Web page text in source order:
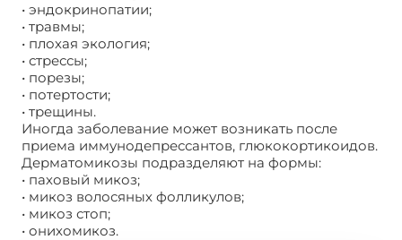
• эндокринопатии;
• травмы;
• плохая экология;
• стрессы;
• порезы;
• потертости;
• трещины.
Иногда заболевание может возникать после
приема иммунодепрессантов, глюкокортикоидов.
Дерматомикозы подразделяют на формы:
• паховый микоз;
• микоз волосяных фолликулов;
• микоз стоп;
• онихомикоз.